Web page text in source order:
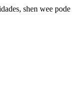
shen wee pode